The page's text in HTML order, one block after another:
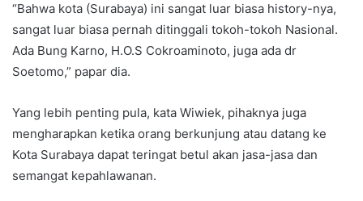
“Bahwa kota (Surabaya) ini sangat luar biasa history-nya,
sangat luar biasa pernah ditinggali tokoh-tokoh Nasional.
Ada Bung Karno, H.O.S Cokroaminoto, juga ada dr
Soetomo,” papar dia.
Yang lebih penting pula, kata Wiwiek, pihaknya juga
mengharapkan ketika orang berkunjung atau datang ke
Kota Surabaya dapat teringat betul akan jasa-jasa dan
semangat kepahlawanan.